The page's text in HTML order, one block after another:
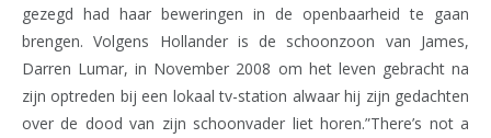
gezegd had haar beweringen in de openbaarheid te gaan
brengen. Volgens Hollander is de schoonzoon van James,
Darren Lumar, in November 2008 om het leven gebracht na
zijn optreden bij een lokaal tv-station alwaar hij zijn gedachten
over de dood van zijn schoonvader liet horen.”There’s not a